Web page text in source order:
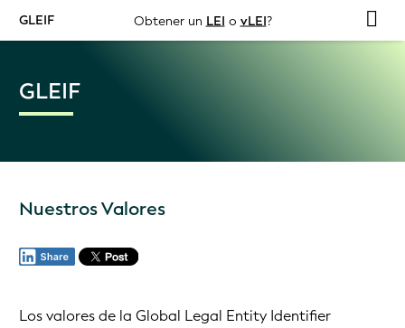
GLEIF Obtener un LEI o vLEI?
GLEIF
Nuestros Valores
Los valores de la Global Legal Entity Identifier